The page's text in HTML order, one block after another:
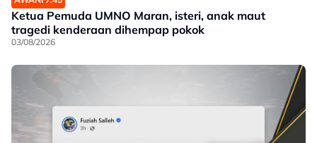
Ketua Pemuda UMNO Maran, isteri, anak maut
tragedi kenderaan dihempap pokok
03/08/2026